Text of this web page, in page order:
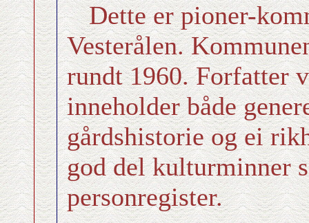
Dette er pioner-
Vesterålen.
rundt 1960. Forfatter
inneholder både
gårdshistorie og ei
god del kulturminner
personregister.